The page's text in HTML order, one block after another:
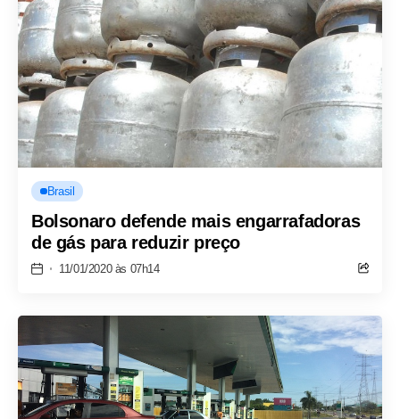
Brasil
Bolsonaro defende mais engarrafadoras
de gás para reduzir preço
11/01/2020 às 07h14